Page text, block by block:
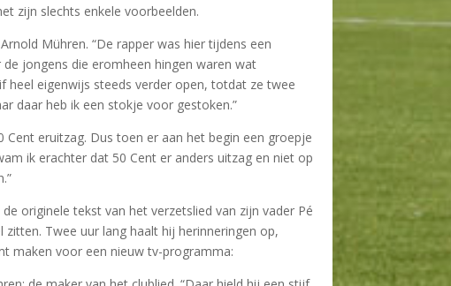
zijn slechts enkele voorbeelden.
Mühren. “De rapper was hier tijdens een
jongens die eromheen hingen waren wat
heel eigenwijs steeds verder open, totdat ze twee
daar heb ik een stokje voor gestoken.”
eruitzag. Dus toen er aan het begin een groepje
ik erachter dat 50 Cent er anders uitzag en niet op
originele tekst van het verzetslied van zijn vader Pé
Twee uur lang haalt hij herinneringen op,
maken voor een nieuw tv-programma: